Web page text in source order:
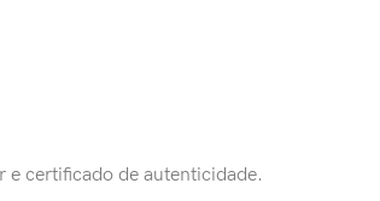
certificado de autenticidade.